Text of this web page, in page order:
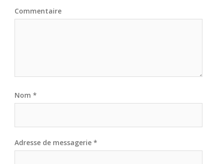
Commentaire
Nom *
Adresse de messagerie *